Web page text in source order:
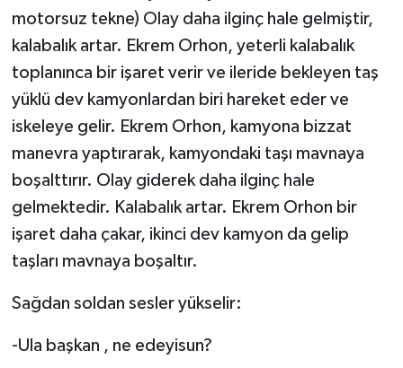
motorsuz tekne) Olay daha ilginç hale gelmiştir,
kalabalık artar. Ekrem Orhon, yeterli kalabalık
toplanınca bir işaret verir ve ileride bekleyen taş
yüklü dev kamyonlardan biri hareket eder ve
iskeleye gelir. Ekrem Orhon, kamyona bizzat
manevra yaptırarak, kamyondaki taşı mavnaya
boşalttırır. Olay giderek daha ilginç hale
gelmektedir. Kalabalık artar. Ekrem Orhon bir
işaret daha çakar, ikinci dev kamyon da gelip
taşları mavnaya boşaltır.
Sağdan soldan sesler yükselir:
-Ula başkan , ne edeyisun?